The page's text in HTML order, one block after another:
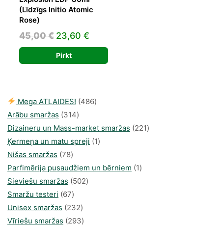
(Līdzīgs Initio Atomic
Rose)
45,00€ Original
price
was:
23,60 €
price
is:
Pirkt
Mega ATLAIDES! 486486
Arābu smaržas 314314
produkti
Dizaineru un Mass-market smaržas 221221
Ķermeņa un matu spreji 11
Nišas smaržas 7878
produkts
Parfimērija pusaudžiem un bērniem 11
Sieviešu smaržas 502502
Smaržu testeri 6767
produkts
Unisex smaržas 232232
produkts
Vīriešu smaržas 293293